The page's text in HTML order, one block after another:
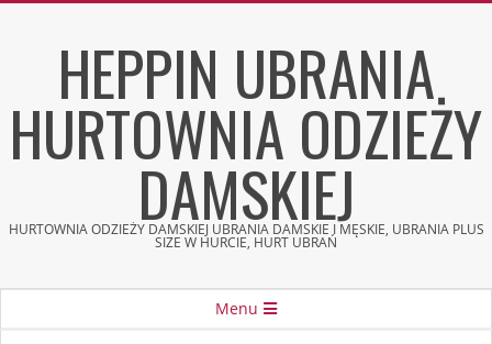
HEPPIN UBRANIA
HURTOWNIA ODZIEŻY
DAMSKIEJ
HURTOWNIA ODZIEŻY DAMSKIEJ UBRANIA DAMSKIE I MĘSKIE, UBRANIA PLUS
SIZE W HURCIE, HURT UBRAŃ
Menu